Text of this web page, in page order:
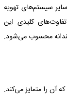
سیستم‌های تهویه
کلیدی این
محسوب می‌شود.
آن را متمایز می‌کند.